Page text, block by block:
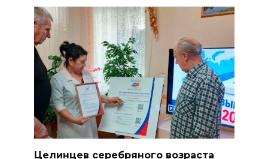
Целинцев серебряного возраста